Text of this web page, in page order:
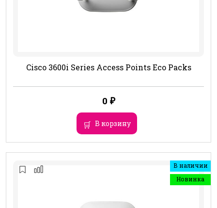
Cisco 3600i Series Access Points Eco Packs
0 ₽
В корзину
В наличии
Новинка